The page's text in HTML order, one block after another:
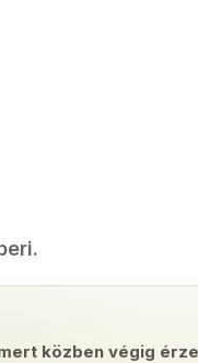
közben végig